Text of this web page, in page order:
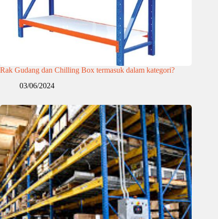
Rak Gudang dan Chilling Box termasuk dalam kategori?
03/06/2024